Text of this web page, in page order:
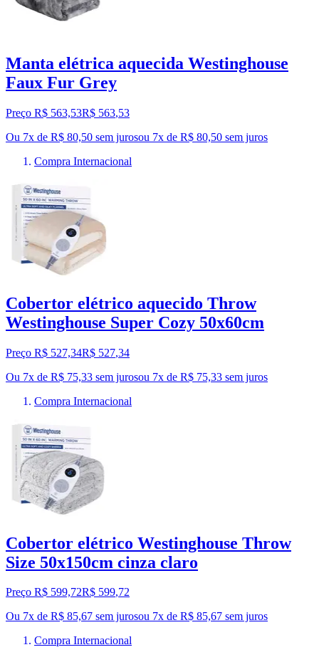
Manta elétrica aquecida Westinghouse
Faux Fur Grey
Preço R$ 563,53R$ 563,53
Ou 7x de R$ 80,50 sem jurosou 7x de R$ 80,50 sem juros
Compra Internacional
Cobertor elétrico aquecido Throw
Westinghouse Super Cozy 50x60cm
Preço R$ 527,34R$ 527,34
Ou 7x de R$ 75,33 sem jurosou 7x de R$ 75,33 sem juros
Compra Internacional
Cobertor elétrico Westinghouse Throw
Size 50x150cm cinza claro
Preço R$ 599,72R$ 599,72
Ou 7x de R$ 85,67 sem jurosou 7x de R$ 85,67 sem juros
Compra Internacional